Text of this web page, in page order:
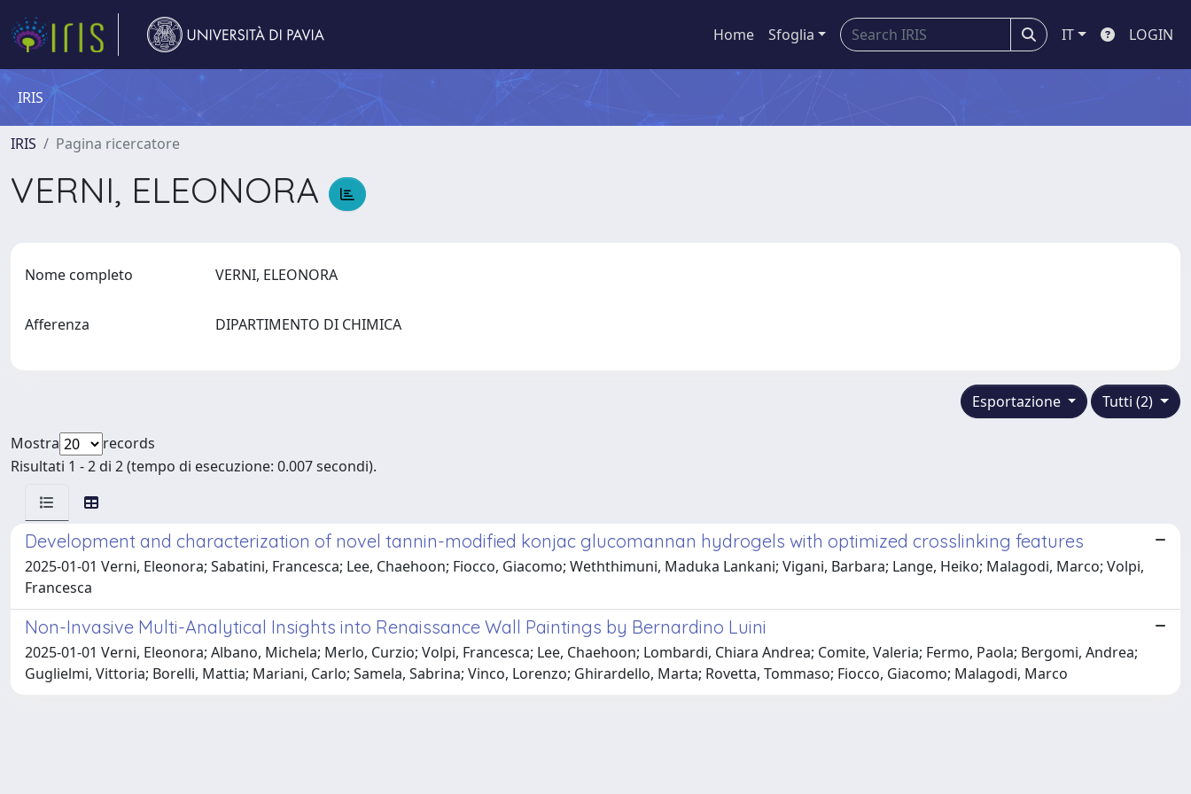
Home Sfoglia IT LOGIN
IRIS
IRIS Pagina ricercatore
VERNI, ELEONORA
Nome completo VERNI, ELEONORA
Afferenza DIPARTIMENTO DI CHIMICA
Tutti (2)
Esportazione
Mostra
records
Risultati 1 - 2 di 2 (tempo di esecuzione: 0.007 secondi).
Development and characterization of novel tannin-modified konjac glucomannan hydrogels with optimized crosslinking features
2025-01-01 Verni, Eleonora; Sabatini, Francesca; Lee, Chaehoon; Fiocco, Giacomo; Weththimuni, Maduka Lankani; Vigani, Barbara; Lange, Heiko; Malagodi, Marco; Volpi,
Francesca
Non-Invasive Multi-Analytical Insights into Renaissance Wall Paintings by Bernardino Luini
2025-01-01 Verni, Eleonora; Albano, Michela; Merlo, Curzio; Volpi, Francesca; Lee, Chaehoon; Lombardi, Chiara Andrea; Comite, Valeria; Fermo, Paola; Bergomi, Andrea;
Guglielmi, Vittoria; Borelli, Mattia; Mariani, Carlo; Samela, Sabrina; Vinco, Lorenzo; Ghirardello, Marta; Rovetta, Tommaso; Fiocco, Giacomo; Malagodi, Marco